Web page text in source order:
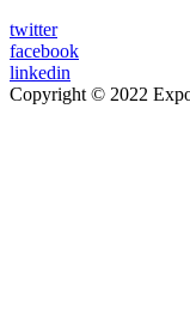
twitter
facebook
linkedin
Copyright © 2022